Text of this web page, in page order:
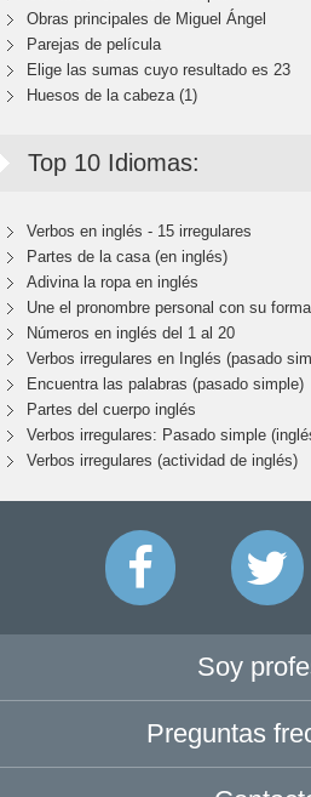
Obras principales de Miguel Ángel
Parejas de película
Elige las sumas cuyo resultado es 23
Huesos de la cabeza (1)
Top 10 Idiomas:
Verbos en inglés - 15 irregulares
Partes de la casa (en inglés)
Adivina la ropa en inglés
Une el pronombre personal con su
Números en inglés del 1 al 20
Verbos irregulares en Inglés (pasado
Encuentra las palabras (pasado simple)
Partes del cuerpo inglés
Verbos irregulares: Pasado simple
Verbos irregulares (actividad de inglés)
Soy
Preguntas